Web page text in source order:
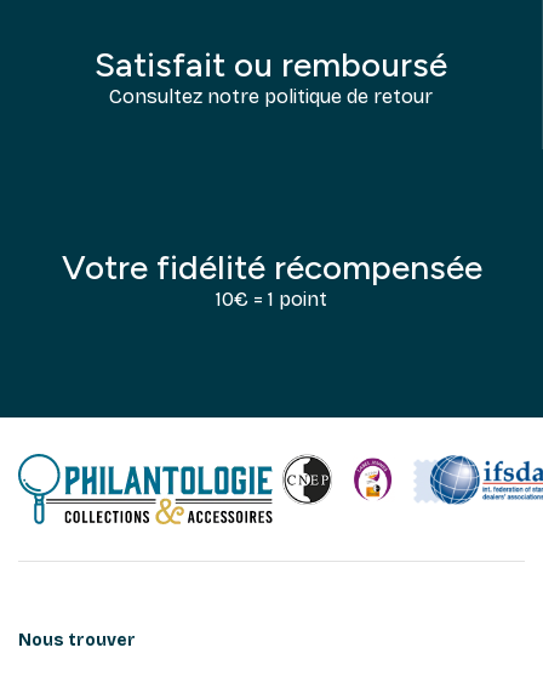
Satisfait ou remboursé
Consultez notre politique de retour
Votre fidélité récompensée
10€ = 1 point
Nous trouver